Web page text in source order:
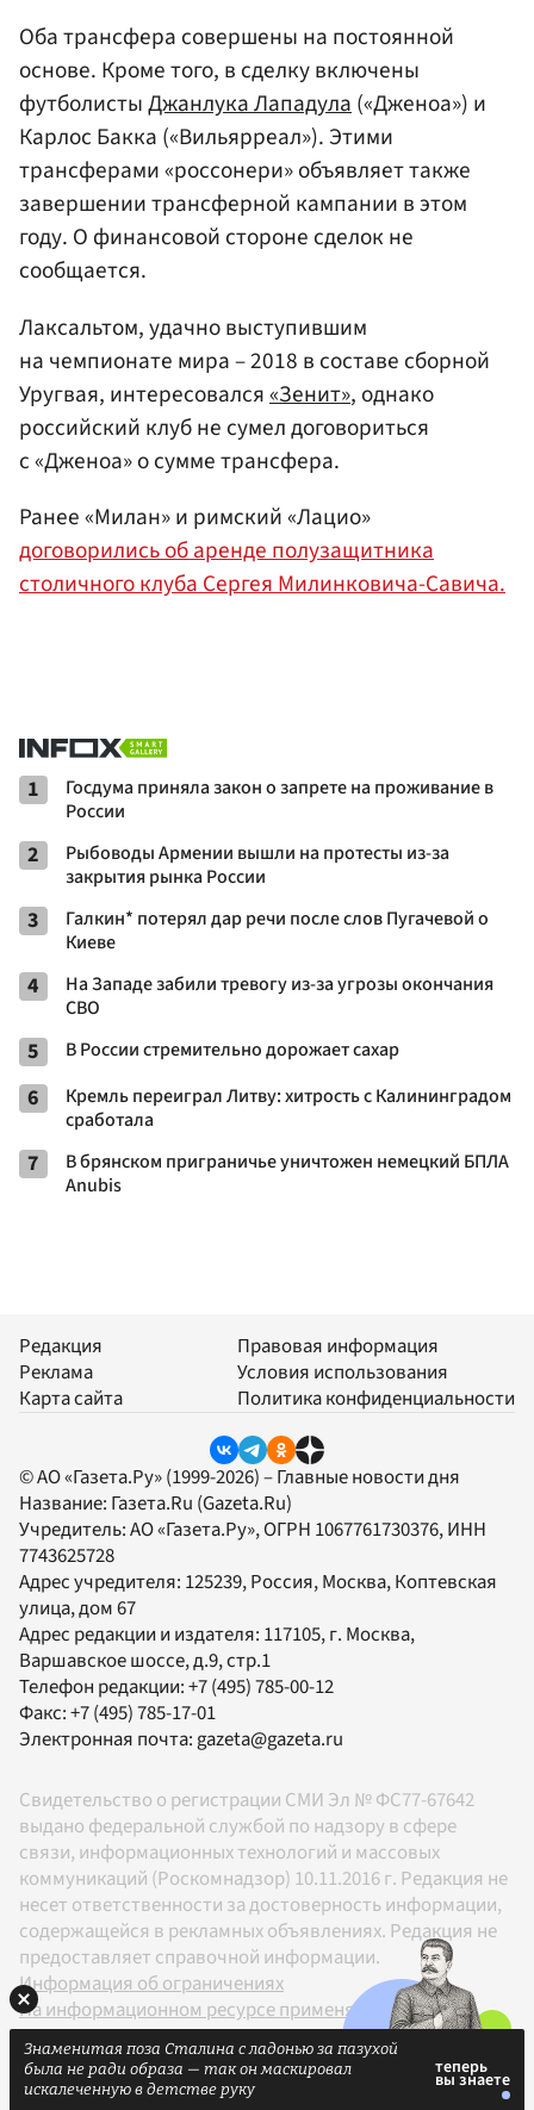
Оба трансфера совершены на постоянной
основе. Кроме того, в сделку включены
футболистыДжанлука Лападула(«Дженоа») и
Карлос Бакка («Вильярреал»). Этими
трансферами «россонери» объявляет также
завершении трансферной кампании в этом
году. О финансовой стороне сделок не
сообщается.
Лаксальтом, удачно выступившим
на чемпионате мира – 2018 в составе сборной
Уругвая, интересовался«Зенит», однако
российский клуб не сумел договориться
с «Дженоа» о сумме трансфера.
Ранее «Милан» и римский «Лацио»
договорились об аренде полузащитника
столичного клуба Сергея Милинковича-Савича.
1
Госдума приняла закон о запрете на проживание в
России
2
Рыбоводы Армении вышли на протесты из-за
закрытия рынка России
3
Галкин* потерял дар речи после слов Пугачевой о
Киеве
4
На Западе забили тревогу из-за угрозы окончания
СВО
5 В России стремительно дорожает сахар
6
Кремль переиграл Литву: хитрость с Калининградом
сработала
7
В брянском приграничье уничтожен немецкий БПЛА
Anubis
Редакция
Реклама
Карта сайта
Правовая информация
Условия использования
Политика конфиденциальности
© АО «Газета.Ру» (1999-2026) – Главные новости дня
Название: Газета.Ru (Gazeta.Ru)
Учредитель:АО «Газета.Ру», ОГРН 1067761730376, ИНН
7743625728
Адрес учредителя: 125239, Россия, Москва, Коптевская
улица, дом 67
Адрес редакции и издателя: 117105, г. Москва,
Варшавское шоссе, д.9, стр.1
Телефон редакции:+7 (495) 785-00-12
Факс:+7 (495) 785-17-01
Электронная почта:gazeta@gazeta.ru
Свидетельство о регистрации СМИ Эл № ФС77-67642
выдано федеральной службой по надзору в сфере
связи, информационных технологий и массовых
коммуникаций (Роскомнадзор) 10.11.2016 г. Редакция не
несет ответственности за достоверность информации,
содержащейся в рекламных объявлениях. Редакция не
предоставляет справочной информации.
Информация об ограничениях
На информационном ресурсе применяются
рекомендательные технологии в соответствии с
Правилами
Знаменитая поза Сталина с ладонью за пазухой
была не ради образа — так он маскировал
искалеченную в детстве руку